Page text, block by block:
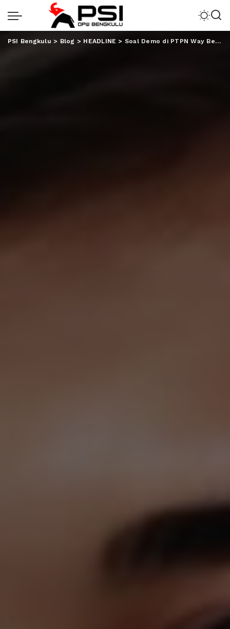
PSI Bengkulu > Blog > HEADLINE > Soal Demo di PTPN Way Berulu, FKPPIB: Tahan Diri, Mari Duduk Satu Meja!